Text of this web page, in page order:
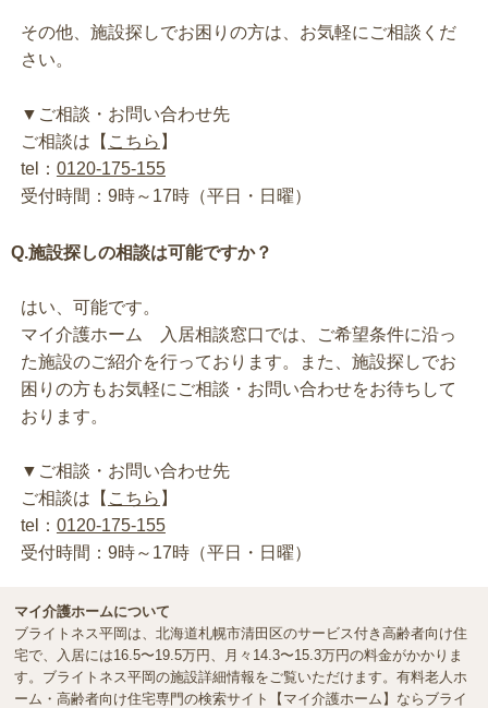
その他、施設探しでお困りの方は、お気軽にご相談くだ
さい。
▼ご相談・お問い合わせ先
ご相談は【 こちら 】
tel： 0120-175-155
受付時間：9時～17時（平日・日曜）
Q.施設探しの相談は可能ですか？
はい、可能です。
マイ介護ホーム 入居相談窓口では、ご希望条件に沿っ
た施設のご紹介を行っております。また、施設探しでお
困りの方もお気軽にご相談・お問い合わせをお待ちして
おります。
▼ご相談・お問い合わせ先
ご相談は【 こちら 】
tel： 0120-175-155
受付時間：9時～17時（平日・日曜）
マイ介護ホームについて
ブライトネス平岡は、北海道札幌市清田区のサービス付き高齢者向け住
宅で、入居には16.5〜19.5万円、月々14.3〜15.3万円の料金がかかりま
す。ブライトネス平岡の施設詳細情報をご覧いただけます。有料老人ホ
ーム・高齢者向け住宅専門の検索サイト【マイ介護ホーム】ならブライ